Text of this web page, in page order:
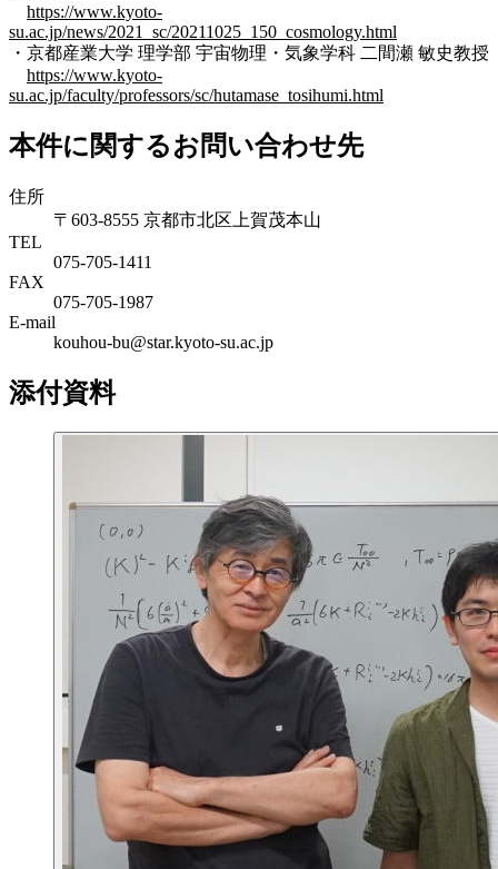
https://www.kyoto-
su.ac.jp/news/2021_sc/20211025_150_cosmology.html
・京都産業大学 理学部 宇宙物理・気象学科 二間瀬 敏史教授
https://www.kyoto-
su.ac.jp/faculty/professors/sc/hutamase_tosihumi.html
本件に関するお問い合わせ先
住所
〒603-8555 京都市北区上賀茂本山
TEL
075-705-1411
FAX
075-705-1987
E-mail
kouhou-bu@star.kyoto-su.ac.jp
添付資料